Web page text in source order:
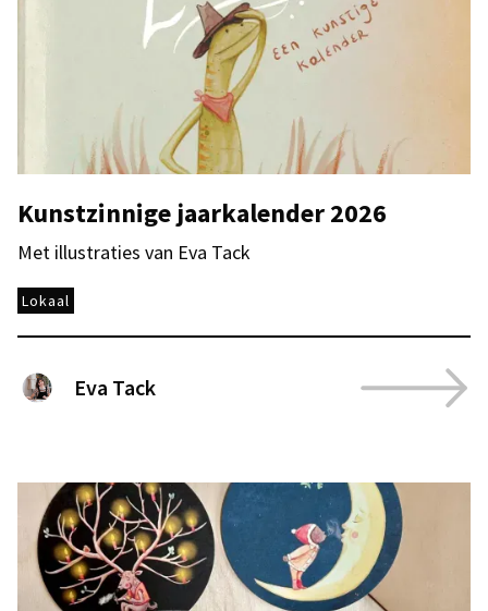
Kunstzinnige jaarkalender 2026
Met illustraties van Eva Tack
Lokaal
Eva Tack